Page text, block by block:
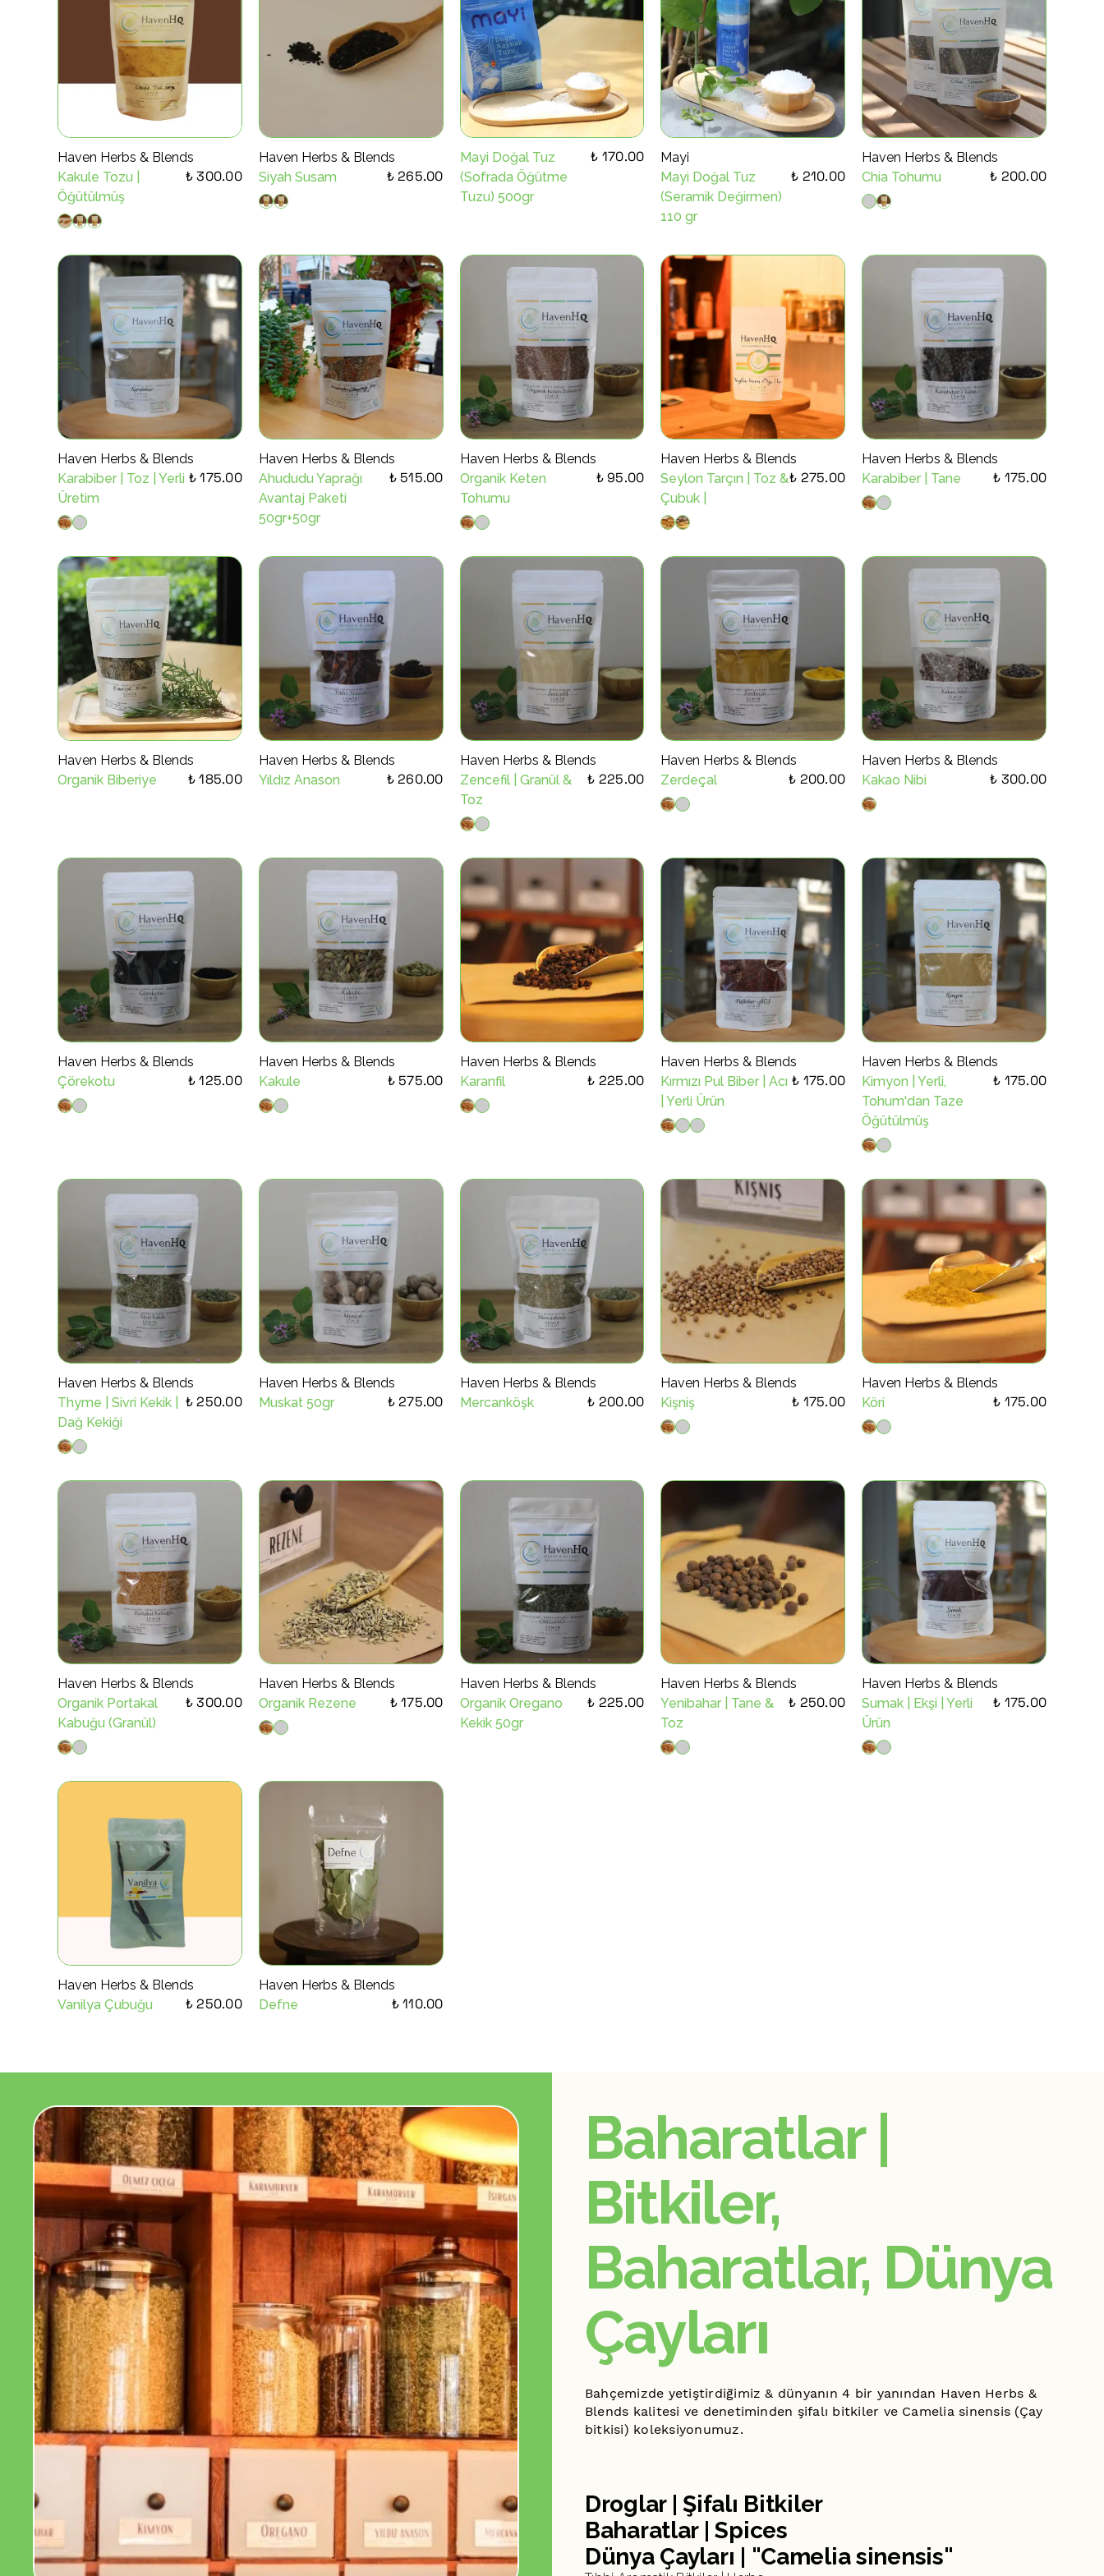
Haven Herbs & Blends
Kakule Tozu |
Öğütülmüş
₺ 300.00
Haven Herbs & Blends
Siyah Susam
₺ 265.00
Mayi Doğal Tuz
(Sofrada Öğütme
Tuzu) 500gr
₺ 170.00
Mayi
Mayi Doğal Tuz
(Seramik Değirmen)
110 gr
₺ 210.00
Haven Herbs & Blends
Chia Tohumu
₺ 200.00
Haven Herbs & Blends
Karabiber | Toz | Yerli
Üretim
₺ 175.00
Haven Herbs & Blends
Ahududu Yaprağı
Avantaj Paketi
50gr+50gr
₺ 515.00
Haven Herbs & Blends
Organik Keten
Tohumu
₺ 95.00
Haven Herbs & Blends
Seylon Tarçın | Toz &
Çubuk |
₺ 275.00
Haven Herbs & Blends
Karabiber | Tane
₺ 175.00
Haven Herbs & Blends
Organik Biberiye
₺ 185.00
Haven Herbs & Blends
Yıldız Anason
₺ 260.00
Haven Herbs & Blends
Zencefil | Granül &
Toz
₺ 225.00
Haven Herbs & Blends
Zerdeçal
₺ 200.00
Haven Herbs & Blends
Kakao Nibi
₺ 300.00
Haven Herbs & Blends
Çörekotu
₺ 125.00
Haven Herbs & Blends
Kakule
₺ 575.00
Haven Herbs & Blends
Karanfil
₺ 225.00
Haven Herbs & Blends
Kırmızı Pul Biber | Acı
| Yerli Ürün
₺ 175.00
Haven Herbs & Blends
Kimyon | Yerli,
Tohum'dan Taze
Öğütülmüş
₺ 175.00
Haven Herbs & Blends
Thyme | Sivri Kekik |
Dağ Kekiği
₺ 250.00
Haven Herbs & Blends
Muskat 50gr
₺ 275.00
Haven Herbs & Blends
Mercanköşk
₺ 200.00
Haven Herbs & Blends
Kişniş
₺ 175.00
Haven Herbs & Blends
Köri
₺ 175.00
Haven Herbs & Blends
Organik Portakal
Kabuğu (Granül)
₺ 300.00
Haven Herbs & Blends
Organik Rezene
₺ 175.00
Haven Herbs & Blends
Organik Oregano
Kekik 50gr
₺ 225.00
Haven Herbs & Blends
Yenibahar | Tane &
Toz
₺ 250.00
Haven Herbs & Blends
Sumak | Ekşi | Yerli
Ürün
₺ 175.00
Haven Herbs & Blends
Vanilya Çubuğu
₺ 250.00
Haven Herbs & Blends
Defne
₺ 110.00
Baharatlar |
Bitkiler,
Baharatlar, Dünya
Çayları
Bahçemizde yetiştirdiğimiz & dünyanın 4 bir yanından Haven Herbs &
Blends kalitesi ve denetiminden şifalı bitkiler ve Camelia sinensis (Çay
bitkisi) koleksiyonumuz.
Droglar | Şifalı Bitkiler
Baharatlar | Spices
Dünya Çayları | "Camelia sinensis"